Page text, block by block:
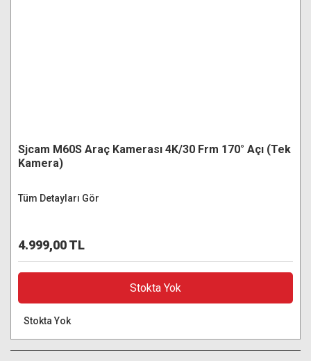
Sjcam M60S Araç Kamerası 4K/30 Frm 170° Açı (Tek
Kamera)
Tüm Detayları Gör
4.999,00 TL
Stokta Yok
Stokta Yok